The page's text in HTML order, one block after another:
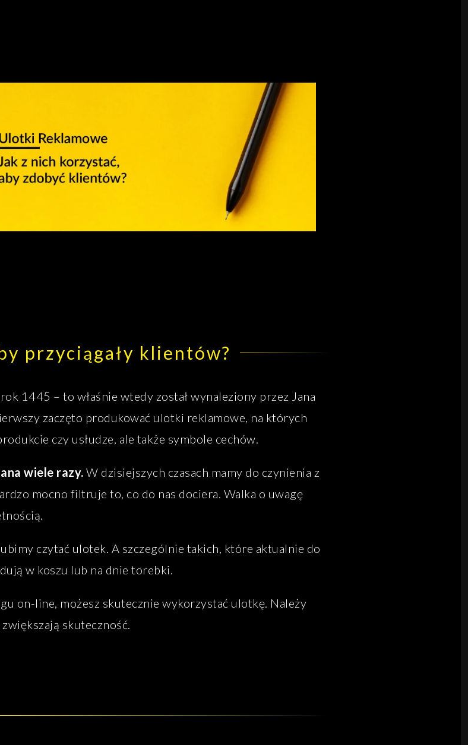
przyciągały klientów?
1445 – to właśnie wtedy został wynaleziony przez Jana
zaczęto produkować ulotki reklamowe, na których
czy usłudze, ale także symbole cechów.
wiele razy. W dzisiejszych czasach mamy do czynienia z
mocno filtruje to, co do nas dociera. Walka o uwagę
czytać ulotek. A szczególnie takich, które aktualnie do
w koszu lub na dnie torebki.
on-line, możesz skutecznie wykorzystać ulotkę. Należy
skuteczność.